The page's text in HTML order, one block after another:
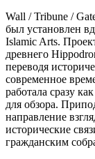
Wall / Tribune /
был установлен
Islamic Arts.
древнего
переводя
современное
работала сразу
для обзора.
направление
исторические
гражданским